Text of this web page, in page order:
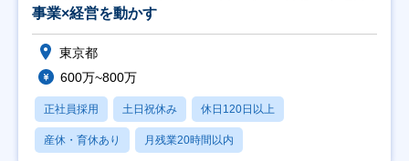
事業×経営を動かす
東京都
600万~800万
正社員採用 土日祝休み 休日120日以上
産休・育休あり 月残業20時間以内